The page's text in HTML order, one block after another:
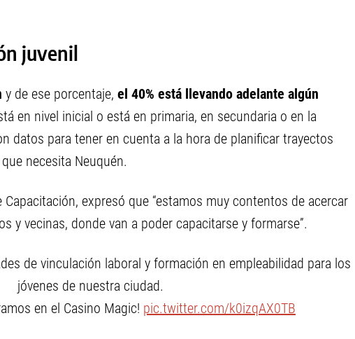
juvenil
y de ese porcentaje, el 40% está llevando adelante algún
en nivel inicial o está en primaria, en secundaria o en la
datos para tener en cuenta a la hora de planificar trayectos
necesita Neuquén.
expresó que “estamos muy contentos de acercar
y vecinas, donde van a poder capacitarse y formarse”.
de vinculación laboral y formación en empleabilidad para los
jóvenes de nuestra ciudad.
en el Casino Magic! pic.twitter.com/k0izqAX0TB